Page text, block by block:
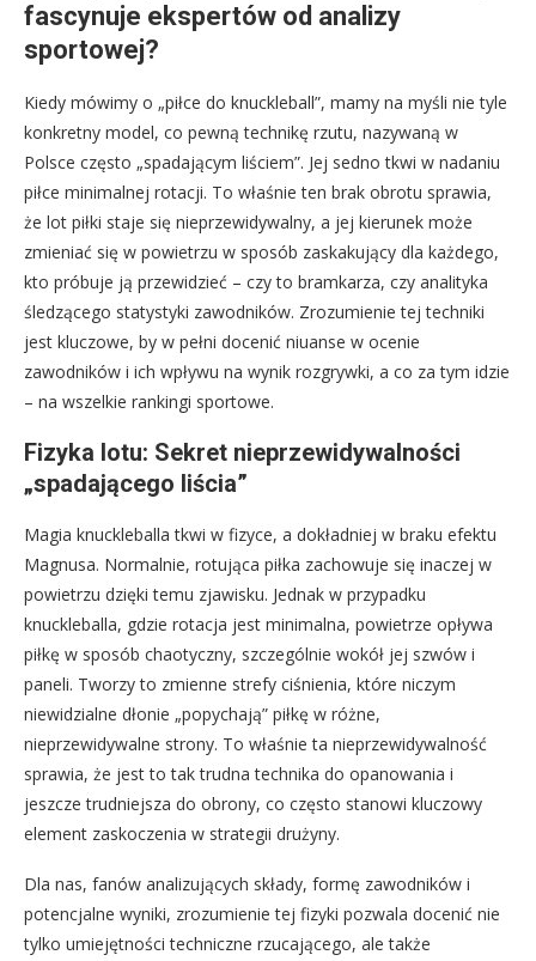
fascynuje ekspertów od analizy
sportowej?
Kiedy mówimy o „piłce do knuckleball”, mamy na myśli nie tyle
konkretny model, co pewną technikę rzutu, nazywaną w
Polsce często „spadającym liściem”. Jej sedno tkwi w nadaniu
piłce minimalnej rotacji. To właśnie ten brak obrotu sprawia,
że lot piłki staje się nieprzewidywalny, a jej kierunek może
zmieniać się w powietrzu w sposób zaskakujący dla każdego,
kto próbuje ją przewidzieć – czy to bramkarza, czy analityka
śledzącego statystyki zawodników. Zrozumienie tej techniki
jest kluczowe, by w pełni docenić niuanse w ocenie
zawodników i ich wpływu na wynik rozgrywki, a co za tym idzie
– na wszelkie rankingi sportowe.
Fizyka lotu: Sekret nieprzewidywalności
„spadającego liścia”
Magia knuckleballa tkwi w fizyce, a dokładniej w braku efektu
Magnusa. Normalnie, rotująca piłka zachowuje się inaczej w
powietrzu dzięki temu zjawisku. Jednak w przypadku
knuckleballa, gdzie rotacja jest minimalna, powietrze opływa
piłkę w sposób chaotyczny, szczególnie wokół jej szwów i
paneli. Tworzy to zmienne strefy ciśnienia, które niczym
niewidzialne dłonie „popychają” piłkę w różne,
nieprzewidywalne strony. To właśnie ta nieprzewidywalność
sprawia, że jest to tak trudna technika do opanowania i
jeszcze trudniejsza do obrony, co często stanowi kluczowy
element zaskoczenia w strategii drużyny.
Dla nas, fanów analizujących składy, formę zawodników i
potencjalne wyniki, zrozumienie tej fizyki pozwala docenić nie
tylko umiejętności techniczne rzucającego, ale także